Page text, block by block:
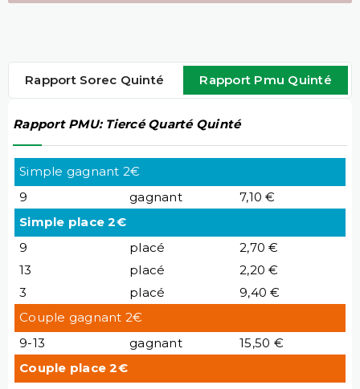
Rapport Sorec Quinté Rapport Pmu Quinté
Rapport PMU: Tiercé Quarté Quinté
Simple gagnant 2€
9
gagnant
7,10 €
Simple place 2€
9
placé
2,70 €
13
placé
2,20 €
3
placé
9,40 €
Couple gagnant 2€
9-13
gagnant
15,50 €
Couple place 2€